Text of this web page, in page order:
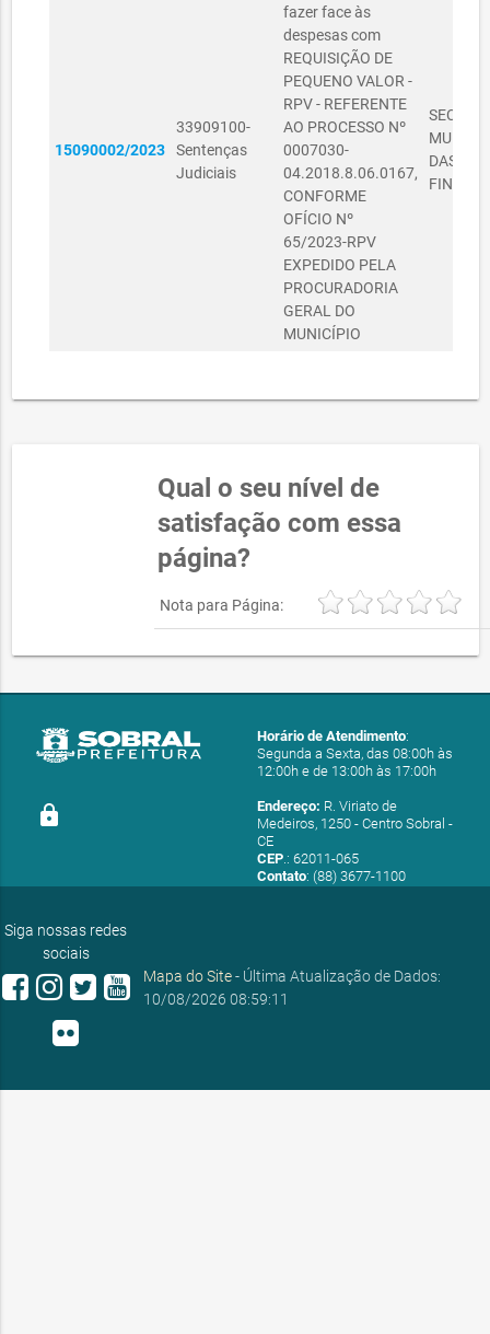
15090002/2023
33909100-
Sentenças
Judiciais
fazer face às
despesas com
REQUISIÇÃO DE
PEQUENO VALOR -
RPV - REFERENTE
AO PROCESSO Nº
0007030-
04.2018.8.06.0167,
CONFORME
OFÍCIO Nº
65/2023-RPV
EXPEDIDO PELA
PROCURADORIA
GERAL DO
MUNICÍPIO
DAS
Qual o seu nível de
satisfação com essa
página?
Nota para Página:
lock
Horário de Atendimento:
Segunda a Sexta, das 08:00h às
12:00h e de 13:00h às 17:00h
Endereço: R. Viriato de
Medeiros, 1250 - Centro Sobral -
CE
CEP.: 62011-065
Contato: (88) 3677-1100
Siga nossas redes
sociais
Mapa do Site- Última Atualização de Dados:
10/08/2026 08:59:11